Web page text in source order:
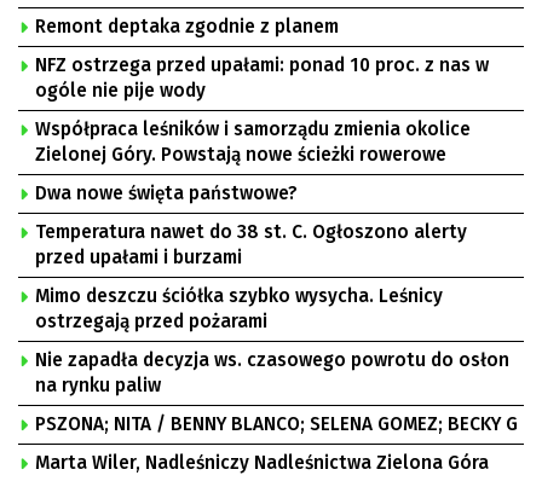
Remont deptaka zgodnie z planem
NFZ ostrzega przed upałami: ponad 10 proc. z nas w
ogóle nie pije wody
Współpraca leśników i samorządu zmienia okolice
Zielonej Góry. Powstają nowe ścieżki rowerowe
Dwa nowe święta państwowe?
Temperatura nawet do 38 st. C. Ogłoszono alerty
przed upałami i burzami
Mimo deszczu ściółka szybko wysycha. Leśnicy
ostrzegają przed pożarami
Nie zapadła decyzja ws. czasowego powrotu do osłon
na rynku paliw
PSZONA; NITA / BENNY BLANCO; SELENA GOMEZ; BECKY G
Marta Wiler, Nadleśniczy Nadleśnictwa Zielona Góra